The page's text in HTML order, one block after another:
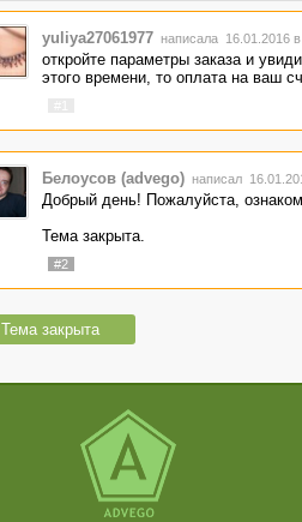
yuliya27061977 написала 16.01.2016
откройте параметры заказа и
этого времени, то оплата на ваш
Белоусов (advego) написал
Добрый день! Пожалуйста,
Тема закрыта.
#2
Тема закрыта